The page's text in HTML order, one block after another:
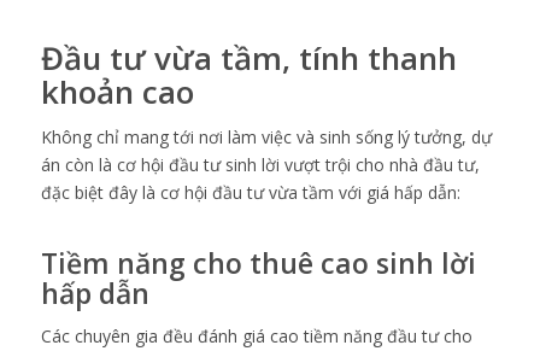
Đầu tư vừa tầm, tính thanh
khoản cao
Không chỉ mang tới nơi làm việc và sinh sống lý tưởng, dự
án còn là cơ hội đầu tư sinh lời vượt trội cho nhà đầu tư,
đặc biệt đây là cơ hội đầu tư vừa tầm với giá hấp dẫn:
Tiềm năng cho thuê cao sinh lời
hấp dẫn
Các chuyên gia đều đánh giá cao tiềm năng đầu tư cho